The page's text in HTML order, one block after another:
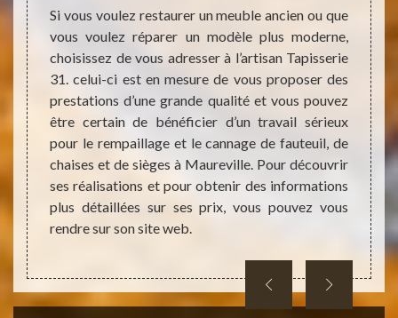
Ces
la
peut
à un
le
Si vous voulez restaurer un meuble ancien ou que
vous voulez réparer un modèle plus moderne,
choisissez de vous adresser à l’artisan Tapisserie
31. celui-ci est en mesure de vous proposer des
prestations d’une grande qualité et vous pouvez
être certain de bénéficier d’un travail sérieux
pour le rempaillage et le cannage de fauteuil, de
chaises et de sièges à Maureville. Pour découvrir
ses réalisations et pour obtenir des informations
plus détaillées sur ses prix, vous pouvez vous
rendre sur son site web.
une